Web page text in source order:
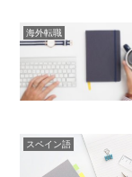
海外転職
スペイン語